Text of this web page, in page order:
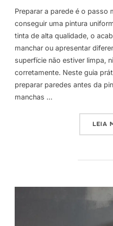
Preparar a parede é o passo
conseguir uma pintura
tinta de alta qualidade, o
manchar ou apresentar
superfície não estiver limpa,
corretamente. Neste guia
preparar paredes antes da
manchas …
LEIA